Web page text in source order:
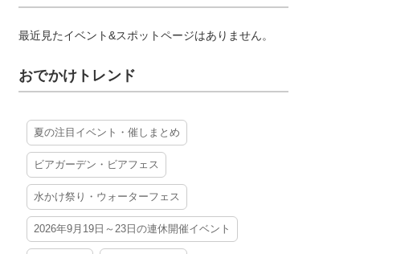
最近見たイベント&スポットページはありません。
おでかけトレンド
夏の注目イベント・催しまとめ
ビアガーデン・ビアフェス
水かけ祭り・ウォーターフェス
2026年9月19日～23日の連休開催イベント